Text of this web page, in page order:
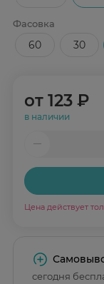
Фасовка
60 30
от 123 ₽
в наличии
Цена действует
сегодня